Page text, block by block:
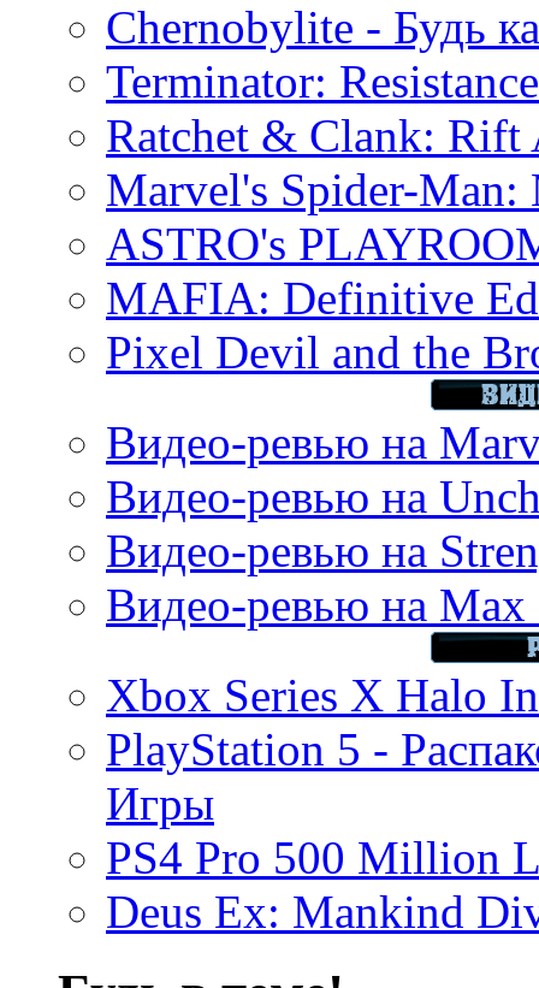
Chernobylite - Будь
Terminator:
Ratchet & Clank: Rift
Marvel's Spider-Man:
ASTRO's
MAFIA: Definitive
Pixel Devil and the
Видео-ревью на
Видео-ревью на
Видео-ревью на
Видео-ревью на Max
Xbox Series X Halo
PlayStation 5 -
Игры
PS4 Pro 500 Million
Deus Ex: Mankind